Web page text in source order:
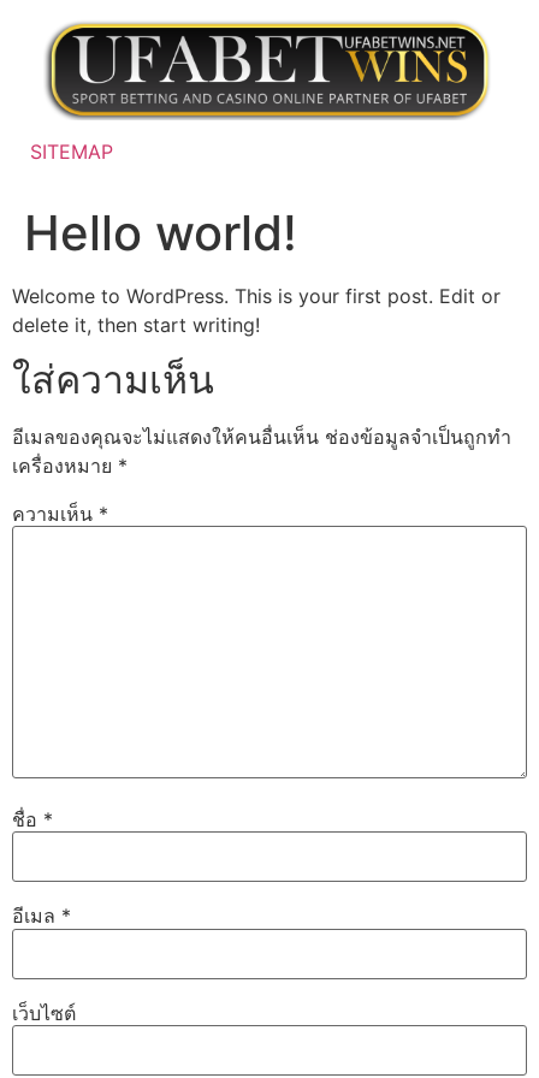
SITEMAP
Hello world!
Welcome to WordPress. This is your first post. Edit or
delete it, then start writing!
ใส่ความเห็น
อีเมลของคุณจะไม่แสดงให้คนอื่นเห็น ช่องข้อมูลจำเป็นถูกทำ
เครื่องหมาย *
ความเห็น *
ชื่อ *
อีเมล *
เว็บไซต์